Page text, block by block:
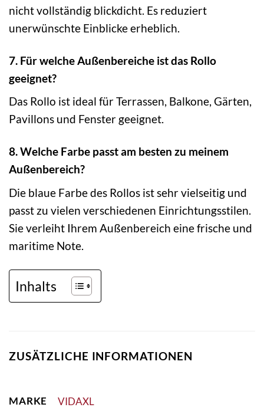
nicht vollständig blickdicht. Es reduziert
unerwünschte Einblicke erheblich.
7. Für welche Außenbereiche ist das Rollo
geeignet?
Das Rollo ist ideal für Terrassen, Balkone, Gärten,
Pavillons und Fenster geeignet.
8. Welche Farbe passt am besten zu meinem
Außenbereich?
Die blaue Farbe des Rollos ist sehr vielseitig und
passt zu vielen verschiedenen Einrichtungsstilen.
Sie verleiht Ihrem Außenbereich eine frische und
maritime Note.
Inhalts
ZUSÄTZLICHE INFORMATIONEN
MARKE VIDAXL